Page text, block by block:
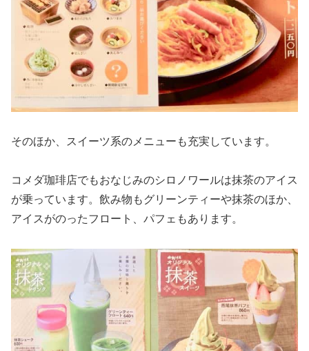
そのほか、スイーツ系のメニューも充実しています。
コメダ珈琲店でもおなじみのシロノワールは抹茶のアイス
が乗っています。飲み物もグリーンティーや抹茶のほか、
アイスがのったフロート、パフェもあります。